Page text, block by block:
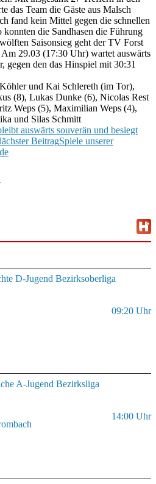
das Team die Gäste aus Malsch
fand kein Mittel gegen die schnellen
die Sandhasen die Führung
Saisonsieg geht der TV Forst
Am 29.03 (17:30 Uhr) wartet auswärts
gegen den das Hinspiel mit 30:31
und Kai Schlereth (im Tor),
(8), Lukas Dunke (6), Nicolas Rest
Weps (5), Maximilian Weps (4),
und Silas Schmitt
auswärts souverän und besiegt
BeitragSpiele unserer
D-Jugend Bezirksoberliga
09:20 Uhr
A-Jugend Bezirksliga
14:00 Uhr